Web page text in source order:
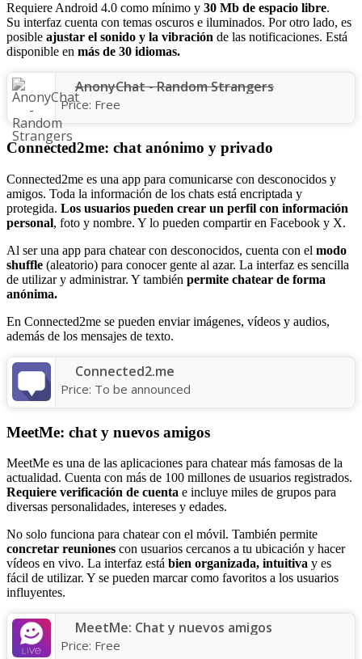
Requiere Android 4.0 como mínimo y 30 Mb de espacio libre.
Su interfaz cuenta con temas oscuros e iluminados. Por otro lado, es
posible ajustar el sonido y la vibración de las notificaciones. Está
disponible en más de 30 idiomas.
AnonyChat - Random Strangers
Price: Free
Connected2me: chat anónimo y privado
Connected2me es una app para comunicarse con desconocidos y
amigos. Toda la información de los chats está encriptada y
protegida. Los usuarios pueden crear un perfil con información
personal, foto y nombre. Y lo pueden compartir en Facebook y X.
Al ser una app para chatear con desconocidos, cuenta con el modo
shuffle (aleatorio) para conocer gente al azar. La interfaz es sencilla
de utilizar y administrar. Y también permite chatear de forma
anónima.
En Connected2me se pueden enviar imágenes, vídeos y audios,
además de los mensajes de texto.
Connected2.me
Price: To be announced
MeetMe: chat y nuevos amigos
MeetMe es una de las aplicaciones para chatear más famosas de la
actualidad. Cuenta con más de 100 millones de usuarios registrados.
Requiere verificación de cuenta e incluye miles de grupos para
diversas personalidades, intereses y edades.
No solo funciona para chatear con el móvil. También permite
concretar reuniones con usuarios cercanos a tu ubicación y hacer
vídeos en vivo. La interfaz está bien organizada, intuitiva y es
fácil de utilizar. Y se pueden marcar como favoritos a los usuarios
influyentes.
MeetMe: Chat y nuevos amigos
Price: Free